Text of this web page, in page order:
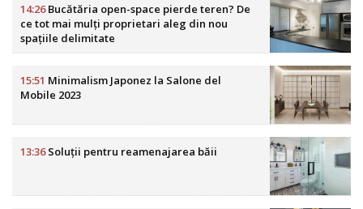
14:26Bucătăria open-space pierde teren? De
ce tot mai mulți proprietari aleg din nou
spațiile delimitate
15:51 Minimalism Japonez la Salone del
Mobile 2023
13:36Soluții pentru reamenajarea băii